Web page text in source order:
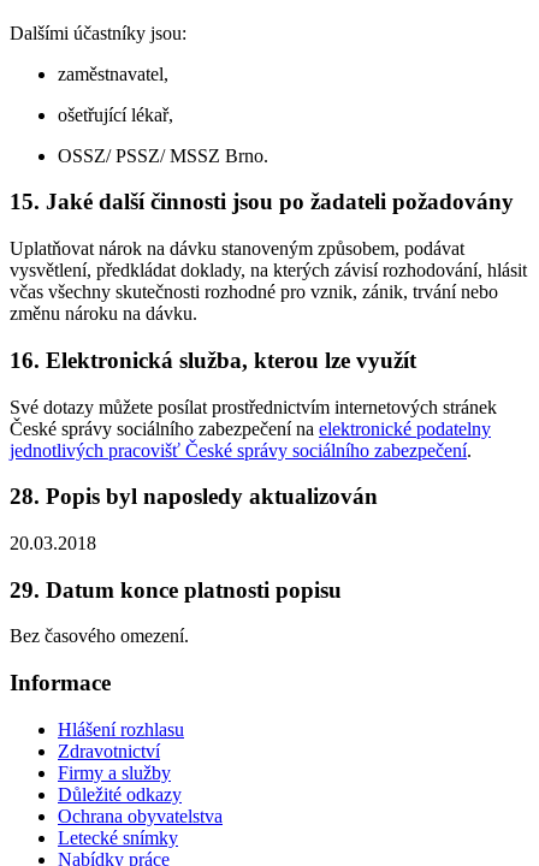
Dalšími účastníky jsou:
zaměstnavatel,
ošetřující lékař,
OSSZ/ PSSZ/ MSSZ Brno.
15. Jaké další činnosti jsou po žadateli požadovány
Uplatňovat nárok na dávku stanoveným způsobem, podávat
vysvětlení, předkládat doklady, na kterých závisí rozhodování, hlásit
včas všechny skutečnosti rozhodné pro vznik, zánik, trvání nebo
změnu nároku na dávku.
16. Elektronická služba, kterou lze využít
Své dotazy můžete posílat prostřednictvím internetových stránek
České správy sociálního zabezpečení na elektronické podatelny
jednotlivých pracovišť České správy sociálního zabezpečení.
28. Popis byl naposledy aktualizován
20.03.2018
29. Datum konce platnosti popisu
Bez časového omezení.
Informace
Hlášení rozhlasu
Zdravotnictví
Firmy a služby
Důležité odkazy
Ochrana obyvatelstva
Letecké snímky
Nabídky práce